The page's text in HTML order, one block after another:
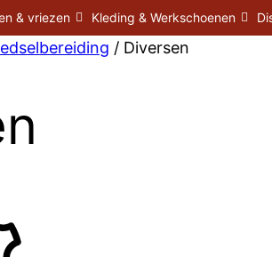
& vriezen Kleding & Werkschoenen
/ Diversen